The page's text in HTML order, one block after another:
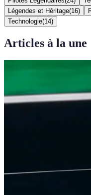
Légendes et Héritage(16)
Technologie(14)
Articles à la une